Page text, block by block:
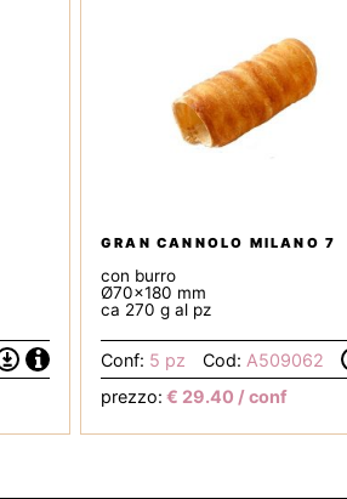
Scarica
la
Tecnica
Informazioni
GRAN CANNOLO MILANO 7
con burro
Ø70x180 mm
ca 270 g al pz
Conf: 5 pz Cod: A509062
prezzo: € 29.40 / conf